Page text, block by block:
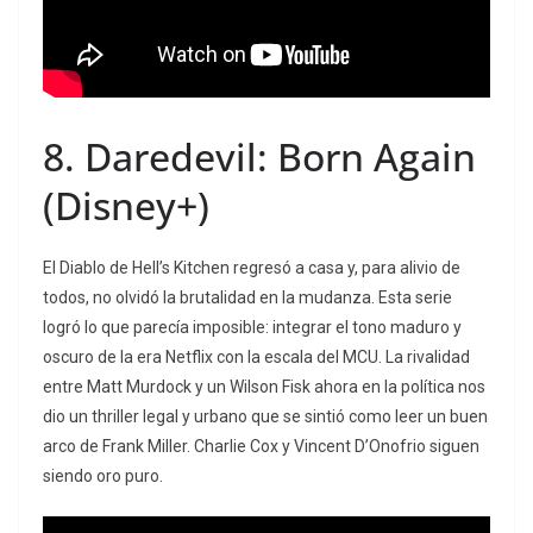
8. Daredevil: Born Again
(Disney+)
El Diablo de Hell’s Kitchen regresó a casa y, para alivio de
todos, no olvidó la brutalidad en la mudanza. Esta serie
logró lo que parecía imposible: integrar el tono maduro y
oscuro de la era Netflix con la escala del MCU. La rivalidad
entre Matt Murdock y un Wilson Fisk ahora en la política nos
dio un thriller legal y urbano que se sintió como leer un buen
arco de Frank Miller. Charlie Cox y Vincent D’Onofrio siguen
siendo oro puro.